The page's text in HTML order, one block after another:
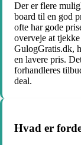
Der er flere
board til en god
ofte har gode
overveje at
GulogGratis.dk,
en lavere pris.
forhandleres
deal.
Hvad er